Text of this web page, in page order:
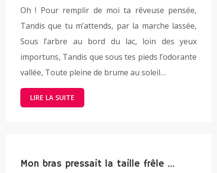
Oh ! Pour remplir de moi ta rêveuse pensée,
Tandis que tu m’attends, par la marche lassée,
Sous l’arbre au bord du lac, loin des yeux
importuns, Tandis que sous tes pieds l’odorante
vallée, Toute pleine de brume au soleil…
LIRE LA SUITE
Mon bras pressait la taille frêle …